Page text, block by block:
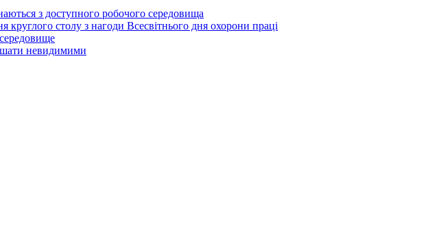
з доступного робочого середовища
круглого столу з нагоди Всесвітнього дня охорони праці
невидимими